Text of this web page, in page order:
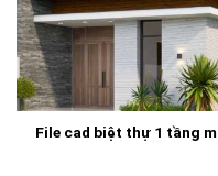
File cad biệt thự 1 tầng